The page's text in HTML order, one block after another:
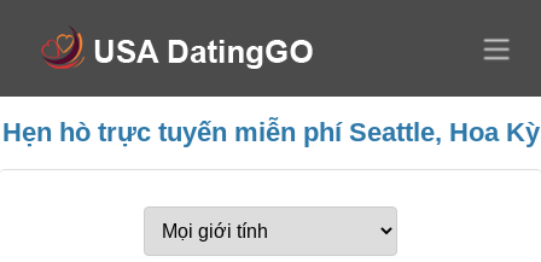
Hẹn hò trực tuyến miễn phí Seattle, Hoa Kỳ